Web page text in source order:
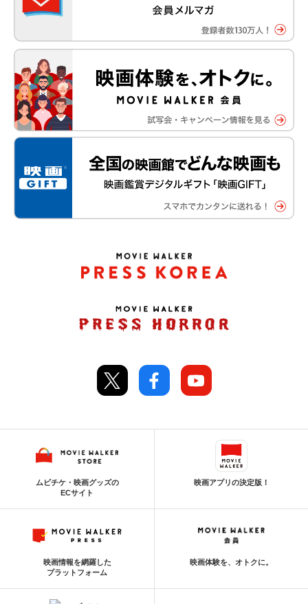
ムビチケ・映画グッズの
ECサイト
映画アプリの決定版！
映画情報を網羅した
プラットフォーム
映画体験を、オトクに。